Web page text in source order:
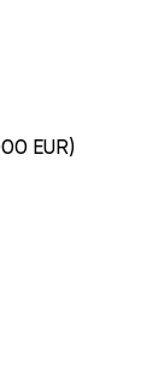
EUR)